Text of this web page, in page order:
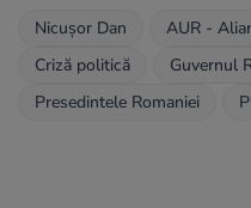
Nicușor Dan
AUR -
Criză politică
Guvernul
Presedintele Romaniei